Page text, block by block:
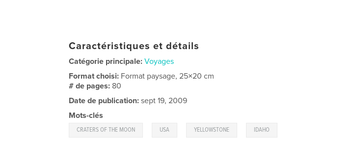
Caractéristiques et détails
Catégorie principale: Voyages
Format choisi: Format paysage, 25×20 cm
# de pages: 80
Date de publication: sept 19, 2009
Mots-clés
CRATERS OF THE MOON USA YELLOWSTONE IDAHO